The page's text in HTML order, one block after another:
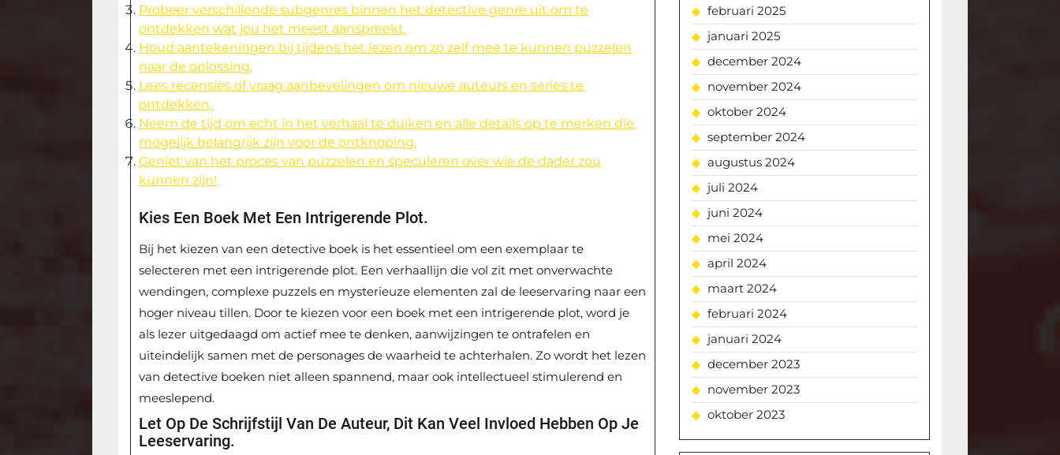
Probeer verschillende subgenres binnen het detective genre uit om te
ontdekken wat jou het meest aanspreekt.
Houd aantekeningen bij tijdens het lezen om zo zelf mee te kunnen puzzelen
naar de oplossing.
Lees recensies of vraag aanbevelingen om nieuwe auteurs en series te
ontdekken.
Neem de tijd om echt in het verhaal te duiken en alle details op te merken die
mogelijk belangrijk zijn voor de ontknoping.
Geniet van het proces van puzzelen en speculeren over wie de dader zou
kunnen zijn!
Kies Een Boek Met Een Intrigerende Plot.
Bij het kiezen van een detective boek is het essentieel om een exemplaar te
selecteren met een intrigerende plot. Een verhaallijn die vol zit met onverwachte
wendingen, complexe puzzels en mysterieuze elementen zal de leeservaring naar een
hoger niveau tillen. Door te kiezen voor een boek met een intrigerende plot, word je
als lezer uitgedaagd om actief mee te denken, aanwijzingen te ontrafelen en
uiteindelijk samen met de personages de waarheid te achterhalen. Zo wordt het lezen
van detective boeken niet alleen spannend, maar ook intellectueel stimulerend en
meeslepend.
Let Op De Schrijfstijl Van De Auteur, Dit Kan Veel Invloed Hebben Op Je
Leeservaring.
februari 2025
januari 2025
december 2024
november 2024
oktober 2024
september 2024
augustus 2024
juli 2024
juni 2024
mei 2024
april 2024
maart 2024
februari 2024
januari 2024
december 2023
november 2023
oktober 2023